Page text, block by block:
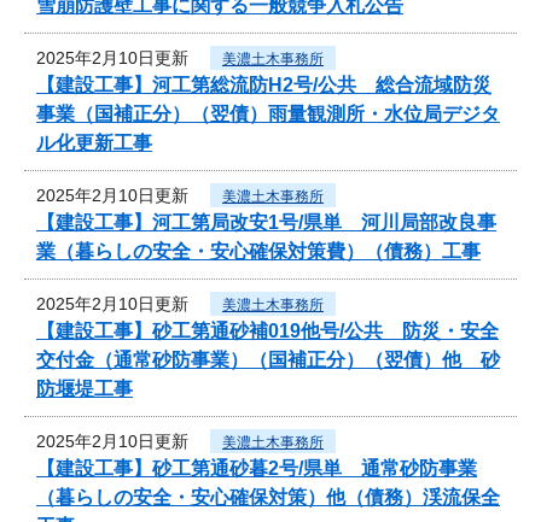
雪崩防護壁工事に関する一般競争入札公告
2025年2月10日更新 美濃土木事務所
【建設工事】河工第総流防H2号/公共 総合流域防災
事業（国補正分）（翌債）雨量観測所・水位局デジタ
ル化更新工事
2025年2月10日更新 美濃土木事務所
【建設工事】河工第局改安1号/県単 河川局部改良事
業（暮らしの安全・安心確保対策費）（債務）工事
2025年2月10日更新 美濃土木事務所
【建設工事】砂工第通砂補019他号/公共 防災・安全
交付金（通常砂防事業）（国補正分）（翌債）他 砂
防堰堤工事
2025年2月10日更新 美濃土木事務所
【建設工事】砂工第通砂暮2号/県単 通常砂防事業
（暮らしの安全・安心確保対策）他（債務）渓流保全